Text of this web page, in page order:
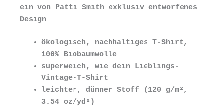
ein von Patti Smith exklusiv entworfenes
Design
ökologisch, nachhaltiges T-Shirt,
100% Biobaumwolle
superweich, wie dein Lieblings-
Vintage-T-Shirt
leichter, dünner Stoff (120 g/m²,
3.54 oz/yd²)